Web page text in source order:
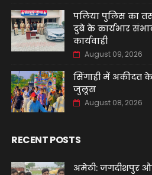
पलिया पुलिस का
दुबे के कार्यभार
कार्यवाही
August 09, 2026
सिंगाही में अकीदत
जुलूस
August 08, 2026
RECENT POSTS
अमेठी: जगदीशपुर